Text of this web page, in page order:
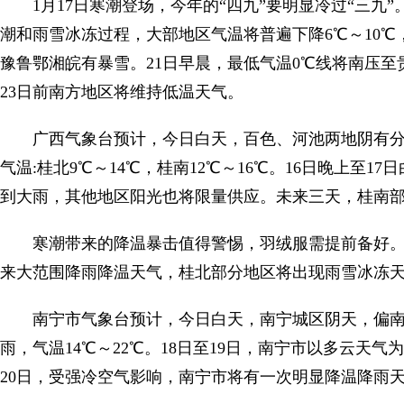
1月17日寒潮登场，今年的“四九”要明显冷过“三九
潮和雨雪冰冻过程，大部地区气温将普遍下降6℃～
豫鲁鄂湘皖有暴雪。21日早晨，最低气温0℃线将南压
23日前南方地区将维持低温天气。
广西气象台预计，今日白天，百色、河池两地阴有
气温:桂北9℃～14℃，桂南12℃～16℃。16日晚上至17日
到大雨，其他地区阳光也将限量供应。未来三天，桂南
寒潮带来的降温暴击值得警惕，羽绒服需提前备好
来大范围降雨降温天气，桂北部分地区将出现雨雪冰冻
南宁市气象台预计，今日白天，南宁城区阴天，
雨，气温14℃～22℃。18日至19日，南宁市以多云天
20日，受强冷空气影响，南宁市将有一次明显降温降雨